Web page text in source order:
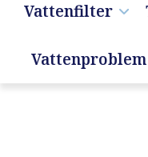
Vattenfilter
Vattenproblem